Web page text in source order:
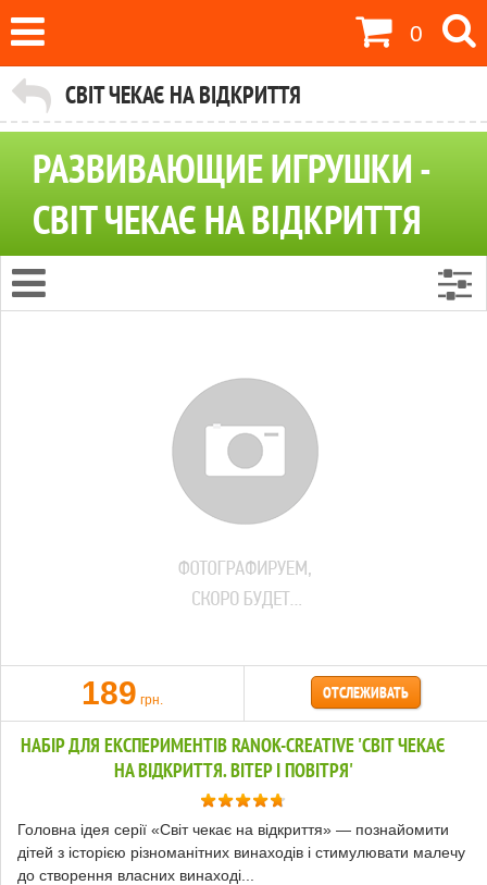
РАЗВИВАЮЩИЕ ИГРУШКИ -
СВІТ ЧЕКАЄ НА ВІДКРИТТЯ
189 грн. ОТСЛЕЖИВАТЬ
НАБІР ДЛЯ ЕКСПЕРИМЕНТІВ RANOK-CREATIVE 'СВІТ ЧЕКАЄ
НА ВІДКРИТТЯ. ВІТЕР І ПОВІТРЯ'
Головна ідея серії «Світ чекає на відкриття» — познайомити
дітей з історією різноманітних винаходів і стимулювати малечу
до створення власних винаході...
0
СВІТ ЧЕКАЄ НА ВІДКРИТТЯ